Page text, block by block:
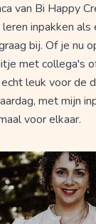
van Bi Happy
inpakken als
bij. Of je nu
met collega's
leuk voor de
met mijn
voor elkaar.